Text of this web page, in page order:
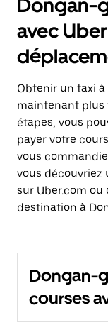
Dongan-
avec
Obtenir un taxi
maintenant plus
étapes, vous
payer votre
vous
vous découvriez
sur Uber.com ou
destination à
Dongan-
courses